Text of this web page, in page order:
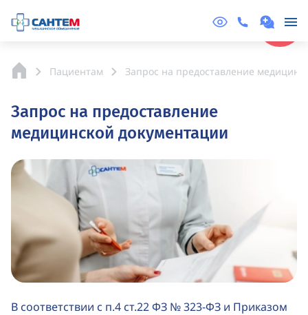
Пациентам Запрос на предоставление
Запрос на предоставление
медицинской документации
В соответствии с п.4 ст.22 ФЗ № 323-ФЗ и Приказом
Online
Запись